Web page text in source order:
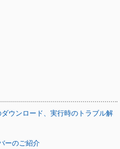
ウンロード、実行時のトラブル解
ーのご紹介